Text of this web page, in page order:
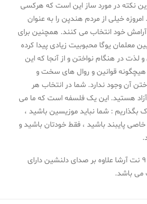
نکته در مورد ساز این است که هرکسی
امروزه خیلی از مردم هندپن را به عنوان
آرامش خود انتخاب می کنند. همچنین برای
معلمان یوگا محبوبیت زیادی پیدا کرده
در هنگام نواختن و از آنجا که این
قوانین و روال های سخت و
آن وجود ندارد. شما در انتخاب هر
هستید. این یک فلسفه است که ما می
بگذاریم : شما نباید موزیسین باشید ،
پایبند باشید ، فقط خودتان باشید و
هنگ درام هفت رنگ 9 نت آرشا علاوه بر صدای دلنشین دارای
می باشد.